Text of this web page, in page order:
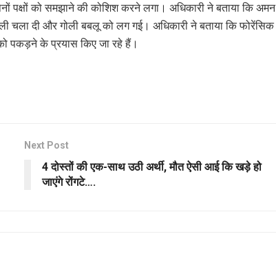
पक्षों को समझाने की कोशिश करने लगा। अधिकारी ने बताया कि अमन
चला दी और गोली बबलू को लग गई। अधिकारी ने बताया कि फोरेंसिक
पकड़ने के प्रयास किए जा रहे हैं।
Next Post
4 दोस्तों की एक-साथ उठी अर्थी, मौत ऐसी आई कि खड़े हो
जाएंगे रोंगटे….